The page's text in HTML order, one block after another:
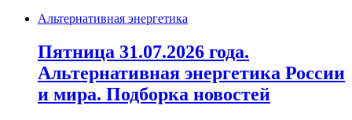
Альтернативная энергетика
Пятница 31.07.2026 года.
Альтернативная энергетика России
и мира. Подборка новостей